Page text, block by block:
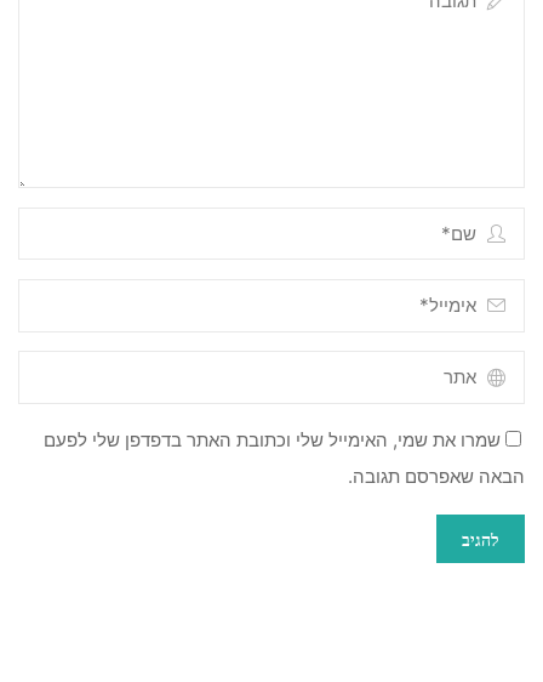
שמרו את שמי, האימייל שלי וכתובת האתר בדפדפן שלי לפעם
הבאה שאפרסם תגובה.